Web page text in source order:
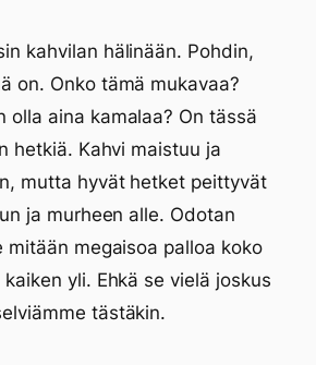
kahvilan hälinään. Pohdin,
on. Onko tämä mukavaa?
olla aina kamalaa? On tässä
hetkiä. Kahvi maistuu ja
mutta hyvät hetket peittyvät
ja murheen alle. Odotan
mitään megaisoa palloa koko
yli. Ehkä se vielä joskus
tästäkin.